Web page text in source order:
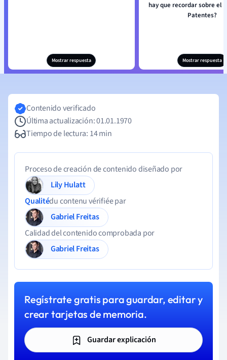
Mostrar respuesta
hay que recordar sobre el
Patentes?
Mostrar respuesta
Contenido verificado
Última actualización: 01.01.1970
Tiempo de lectura: 14 min
Proceso de creación de contenido diseñado por
Lily Hulatt
Qualitédu contenu vérifiée par
Gabriel Freitas
Calidad del contenido comprobada por
Gabriel Freitas
Regístrate gratis para guardar, editar y
crear tarjetas de memoria.
Guardar explicación